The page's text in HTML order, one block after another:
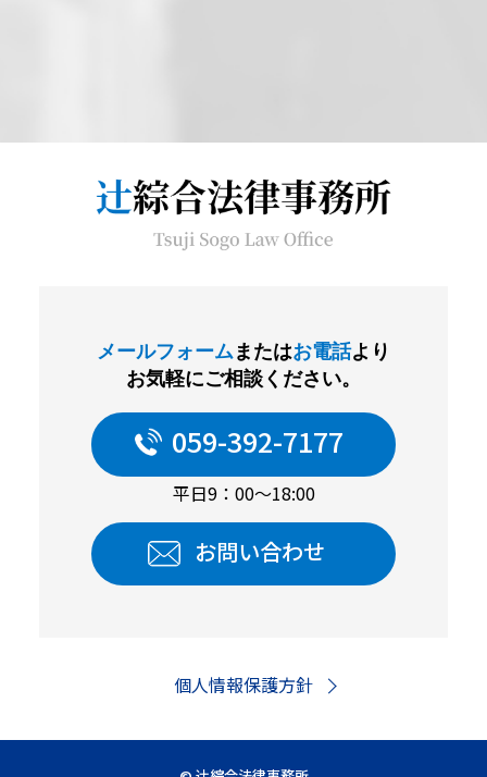
メールフォーム またはお電話より
お気軽にご相談ください。
059-392-7177
平日9：00～18:00
お問い合わせ
個人情報保護方針